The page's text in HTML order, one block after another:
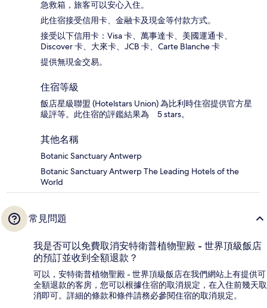
急救箱，旅客可以安心入住。
此住宿接受信用卡、金融卡及現金等付款方式。
接受以下信用卡：Visa 卡、萬事達卡、美國運通卡、
Discover 卡、大來卡、JCB 卡、Carte Blanche 卡
提供無現金交易。
住宿等級
飯店星級聯盟 (Hotelstars Union) 為比利時住宿提供官方星
級評等。此住宿的評鑑結果為 5 stars。
其他名稱
Botanic Sanctuary Antwerp
Botanic Sanctuary Antwerp The Leading Hotels of the
World
常見問題
我是否可以免費取消安特衛普植物聖殿 - 世界頂級飯店
的預訂並收到全額退款？
可以，安特衛普植物聖殿 - 世界頂級飯店在我們網站上有提供可
全額退款的客房，您可以根據住宿的取消規定，在入住前幾天取
消即可。詳細的條款和條件請務必參閱住宿的取消規定。